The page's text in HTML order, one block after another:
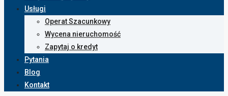
Usługi
Operat Szacunkowy
Wycena nieruchomość
Zapytaj o kredyt
Pytania
Blog
Kontakt